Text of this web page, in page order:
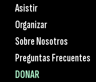
Asistir
Organizar
Sobre Nosotros
Preguntas Frecuentes
DONAR